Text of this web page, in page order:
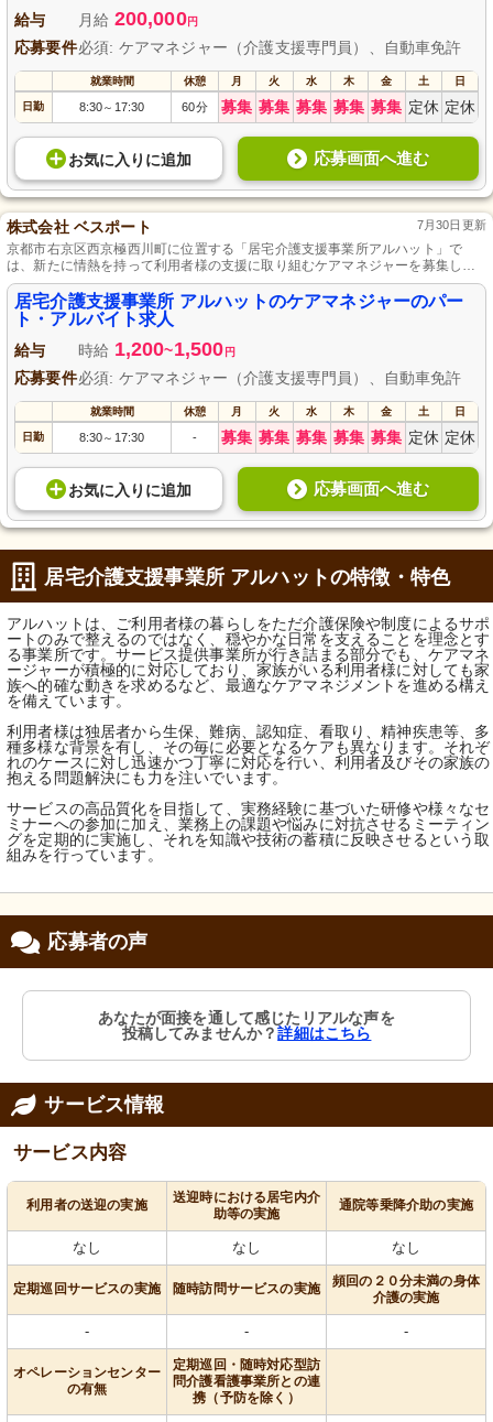
給与 月給 200,000円
応募要件必須: ケアマネジャー（介護支援専門員）、自動車免許
就業時間 休憩 月 火 水 木 金 土 日
日勤 8:30～ 17:30 60分 募集 募集 募集 募集 募集 定休 定休
お気に入り に追加 応募画面へ進む
株式会社 ベスポート 7月30日更新
京都市右京区西京極西川町に位置する「居宅介護支援事業所アルハット」で
は、新たに情熱を持って利用者様の支援に取り組むケアマネジャーを募集して
います。柔軟な勤務形態で、自分のライフスタイルに合わせたパート・アルバ
イトとしての働き方が可能です。介護支援専門員としてサービスプランを作成
し、多職種と連携しながら質の高い介護支援を提供することで、自分自身の成
長も実感できます。人々の笑顔を支えるやりがいのある仕事で、一緒に地域貢
献を目指しましょう。
居宅介護支援事業所 アルハットのケアマネジャーのパー
ト・アルバイト求人
給与 時給 1,200~1,500 円
応募要件必須: ケアマネジャー（介護支援専門員）、自動車免許
就業時間 休憩 月 火 水 木 金 土 日
日勤 8:30～ 17:30 - 募集 募集 募集 募集 募集 定休 定休
お気に入り に追加 応募画面へ進む
居宅介護支援事業所 アルハットの特徴・特色
アルハットは、ご利用者様の暮らしをただ介護保険や制度によるサポ
ートのみで整えるのではなく、穏やかな日常を支えることを理念とす
る事業所です。サービス提供事業所が行き詰まる部分でも、ケアマネ
ージャーが積極的に対応しており、家族がいる利用者様に対しても家
族へ的確な動きを求めるなど、最適なケアマネジメントを進める構え
を備えています。
利用者様は独居者から生保、難病、認知症、看取り、精神疾患等、多
種多様な背景を有し、その毎に必要となるケアも異なります。それぞ
れのケースに対し迅速かつ丁寧に対応を行い、利用者及びその家族の
抱える問題解決にも力を注いでいます。
サービスの高品質化を目指して、実務経験に基づいた研修や様々なセ
ミナーへの参加に加え、業務上の課題や悩みに対抗させるミーティン
グを定期的に実施し、それを知識や技術の蓄積に反映させるという取
組みを行っています。
応募者の声
あなたが面接を通して感じたリアルな声を
投稿してみませんか？詳細はこちら
サービス情報
サービス内容
利用者の送迎の実施
送迎時における居宅内介
助等の実施
通院等乗降介助の実施
なし なし なし
定期巡回サービスの実施 随時訪問サービスの実施
頻回の２０分未満の身体
介護の実施
- - -
オペレーションセンター
の有無
定期巡回・随時対応型訪
問介護看護事業所との連
携（予防を除く）